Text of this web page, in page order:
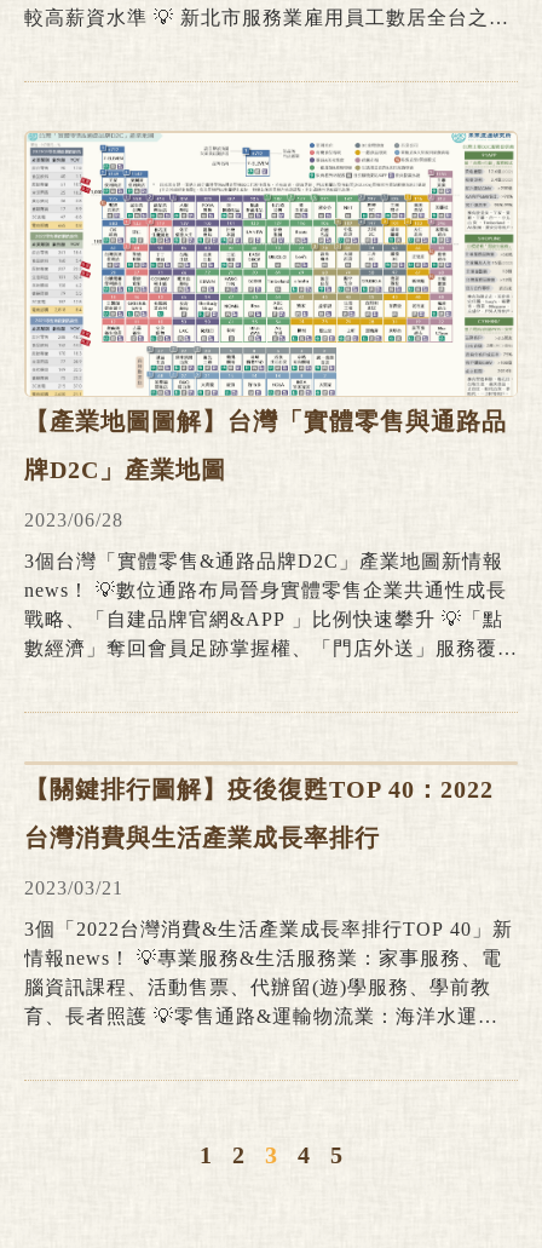
較高薪資水準 💡 新北市服務業雇用員工數居全台之
【產業地圖圖解】台灣「實體零售與通路品
牌D2C」產業地圖
2023/06/28
3個台灣「實體零售&通路品牌D2C」產業地圖新情報
news！ 💡數位通路布局晉身實體零售企業共通性成長
戰略、「自建品牌官網&APP 」比例快速攀升 💡「點
數經濟」奪回會員足跡掌握權、「門店外送」服務覆蓋
【關鍵排行圖解】疫後復甦TOP 40：2022
台灣消費與生活產業成長率排行
2023/03/21
3個「2022台灣消費&生活產業成長率排行TOP 40」新
情報news！ 💡專業服務&生活服務業：家事服務、電
腦資訊課程、活動售票、代辦留(遊)學服務、學前教
育、長者照護 💡零售通路&運輸物流業：海洋水運、
1 2 3 4 5